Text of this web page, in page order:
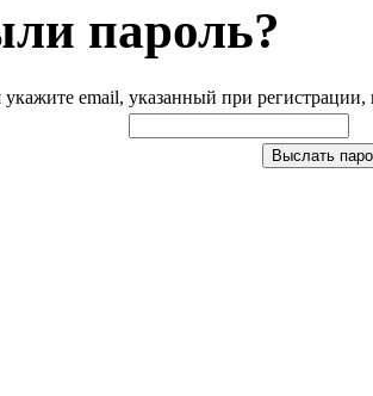
пароль?
email, указанный при